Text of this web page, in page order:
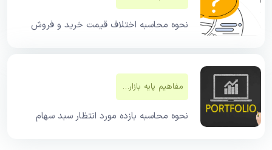
نحوه محاسبه اختلاف قیمت خرید و فروش
مفاهیم پایه بازار‌های مالی
نحوه محاسبه بازده مورد انتظار سبد سهام